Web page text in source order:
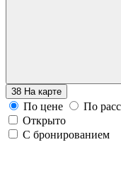
38 На карте
По цене
По
Открыто
С бронированием